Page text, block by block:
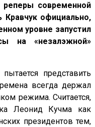
реперы современной
Кравчук официально,
уровне запустил
на «незалэжной»
представить
всегда держал
режима. Считается,
Леонид Кучма как
президентов тем,